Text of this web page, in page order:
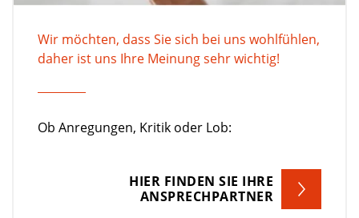
Wir möchten, dass Sie sich bei uns wohlfühlen,
daher ist uns Ihre Meinung sehr wichtig!
Ob Anregungen, Kritik oder Lob:
HIER FINDEN SIE IHRE
ANSPRECHPARTNER